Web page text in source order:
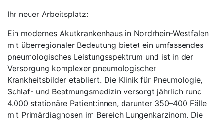
Ihr neuer Arbeitsplatz:
Ein modernes Akutkrankenhaus in Nordrhein-Westfalen
mit überregionaler Bedeutung bietet ein umfassendes
pneumologisches Leistungsspektrum und ist in der
Versorgung komplexer pneumologischer
Krankheitsbilder etabliert. Die Klinik für Pneumologie,
Schlaf- und Beatmungsmedizin versorgt jährlich rund
4.000 stationäre Patient:innen, darunter 350–400 Fälle
mit Primärdiagnosen im Bereich Lungenkarzinom. Die